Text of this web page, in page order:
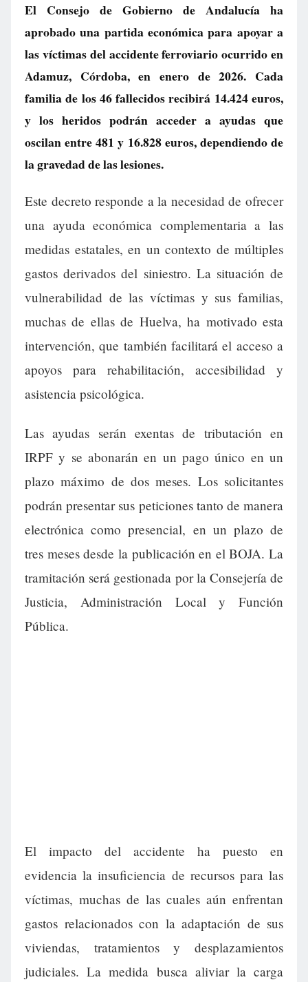
El Consejo de Gobierno de Andalucía ha
aprobado una partida económica para apoyar a
las víctimas del accidente ferroviario ocurrido en
Adamuz, Córdoba, en enero de 2026. Cada
familia de los 46 fallecidos recibirá 14.424 euros,
y los heridos podrán acceder a ayudas que
oscilan entre 481 y 16.828 euros, dependiendo de
la gravedad de las lesiones.
Este decreto responde a la necesidad de ofrecer
una ayuda económica complementaria a las
medidas estatales, en un contexto de múltiples
gastos derivados del siniestro. La situación de
vulnerabilidad de las víctimas y sus familias,
muchas de ellas de Huelva, ha motivado esta
intervención, que también facilitará el acceso a
apoyos para rehabilitación, accesibilidad y
asistencia psicológica.
Las ayudas serán exentas de tributación en
IRPF y se abonarán en un pago único en un
plazo máximo de dos meses. Los solicitantes
podrán presentar sus peticiones tanto de manera
electrónica como presencial, en un plazo de
tres meses desde la publicación en el BOJA. La
tramitación será gestionada por la Consejería de
Justicia, Administración Local y Función
Pública.
El impacto del accidente ha puesto en
evidencia la insuficiencia de recursos para las
víctimas, muchas de las cuales aún enfrentan
gastos relacionados con la adaptación de sus
viviendas, tratamientos y desplazamientos
judiciales. La medida busca aliviar la carga